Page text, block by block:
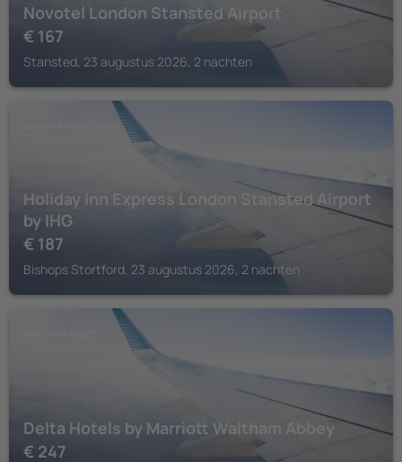
Novotel London Stansted Airport
€ 167
Stansted, 23 augustus 2026, 2 nachten
Holiday Inn Express London Stansted Airport
by IHG
€ 187
Bishops Stortford, 23 augustus 2026, 2 nachten
Delta Hotels by Marriott Waltham Abbey
€ 247